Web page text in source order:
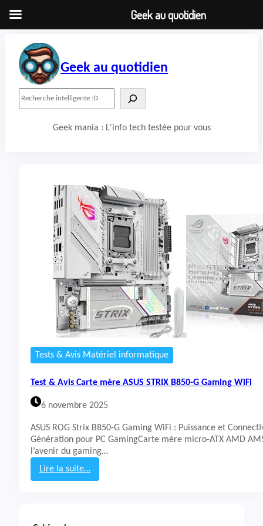
contenu
Geek au quotidien
Geek mania : L'info tech testée pour vous
Tests & Avis Matériel informatique
Test & Avis Carte mère ASUS STRIX B850-G Gaming WiFi
6 novembre 2025
ASUS ROG Strix B850-G Gaming WiFi : Puissance et
Génération pour PC GamingCarte mère micro-ATX AMD
l’avenir du gaming…
Lire la suite…
:
Geek au quotidien